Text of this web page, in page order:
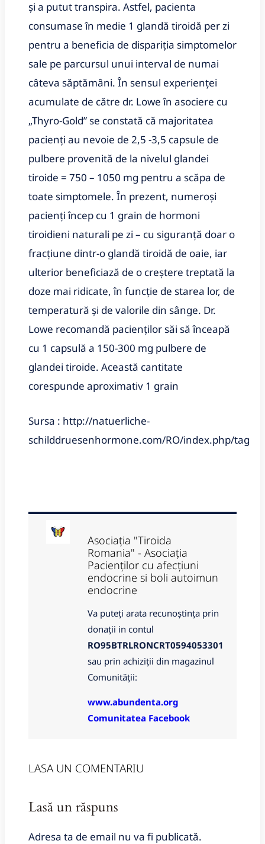
şi a putut transpira. Astfel, pacienta
consumase în medie 1 glandă tiroidă per zi
pentru a beneficia de dispariţia simptomelor
sale pe parcursul unui interval de numai
câteva săptămâni. În sensul experienţei
acumulate de către dr. Lowe în asociere cu
„Thyro-Gold” se constată că majoritatea
pacienţi au nevoie de 2,5 -3,5 capsule de
pulbere provenită de la nivelul glandei
tiroide = 750 – 1050 mg pentru a scăpa de
toate simptomele. În prezent, numeroşi
pacienţi încep cu 1 grain de hormoni
tiroidieni naturali pe zi – cu siguranţă doar o
fracţiune dintr-o glandă tiroidă de oaie, iar
ulterior beneficiază de o creştere treptată la
doze mai ridicate, în funcţie de starea lor, de
temperatură şi de valorile din sânge. Dr.
Lowe recomandă pacienţilor săi să înceapă
cu 1 capsulă a 150-300 mg pulbere de
glandei tiroide. Această cantitate
corespunde aproximativ 1 grain
Sursa : http://natuerliche-
schilddruesenhormone.com/RO/index.php/tag
Asociația "Tiroida
Romania" - Asociația
Pacienților cu afecțiuni
endocrine si boli autoimun
endocrine
Va puteți arata recunoștința prin
donații in contul
RO95BTRLRONCRT0594053301
sau prin achiziții din magazinul
Comunității:
www.abundenta.org
Comunitatea Facebook
LASA UN COMENTARIU
Lasă un răspuns
Adresa ta de email nu va fi publicată.